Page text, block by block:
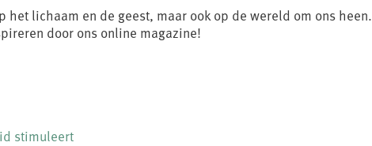
lichaam en de geest, maar ook op de wereld om ons heen.
door ons online magazine!
stimuleert